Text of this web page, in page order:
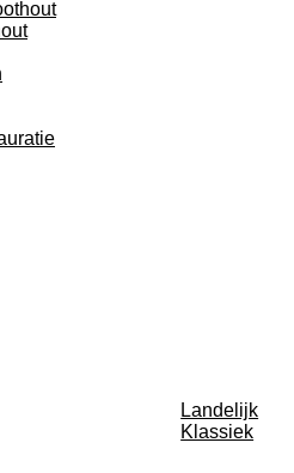
Landelijk
Klassiek